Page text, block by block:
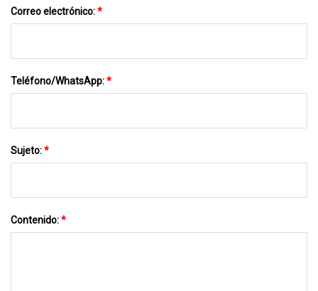
Correo electrónico:*
Teléfono/WhatsApp:*
Sujeto:*
Contenido:*